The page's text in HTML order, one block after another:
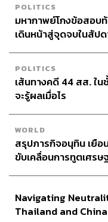
POLITICS
มหากาพย์โกงข้อสอบ
เดินหน้าสู่จุดจบในสัป
POLITICS
เส้นทางคดี 44 สส. ใ
จะรู้ผลเมื่อไร
WORLD
สรุปภารกิจอนุทิน เยือ
ขับเคลื่อนการทูตเศรษ
Navigating
Thailand and